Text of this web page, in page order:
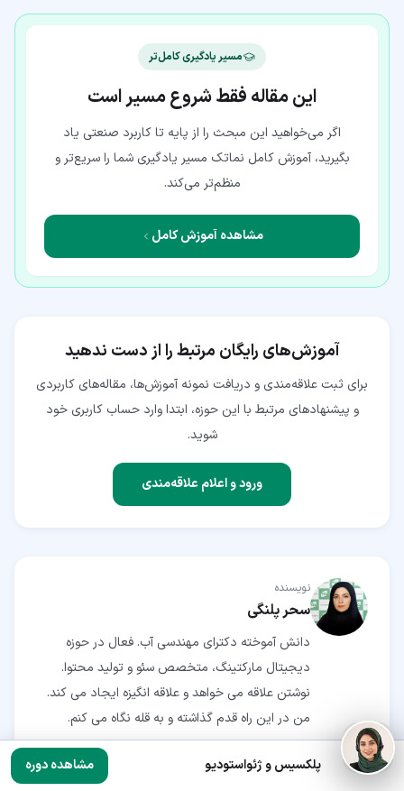
مسیر یادگیری کامل‌تر
این مقاله فقط شروع مسیر است
اگر می‌خواهید این مبحث را از پایه تا کاربرد صنعتی یاد
بگیرید، آموزش کامل نماتک مسیر یادگیری شما را سریع‌تر و
منظم‌تر می‌کند.
مشاهده آموزش کامل
آموزش‌های رایگان مرتبط را از دست ندهید
برای ثبت علاقه‌مندی و دریافت نمونه آموزش‌ها، مقاله‌های کاربردی
و پیشنهادهای مرتبط با این حوزه، ابتدا وارد حساب کاربری خود
شوید.
ورود و اعلام علاقه‌مندی
نویسنده
سحر پلنگی
دانش آموخته دکترای مهندسی آب. فعال در حوزه
دیجیتال مارکتینگ، متخصص سئو و تولید محتوا.
نوشتن علاقه می خواهد و علاقه انگیزه ایجاد می کند.
من در این راه قدم گذاشته و به قله نگاه می کنم.
پلکسیس و ژئواستودیو مشاهده دوره